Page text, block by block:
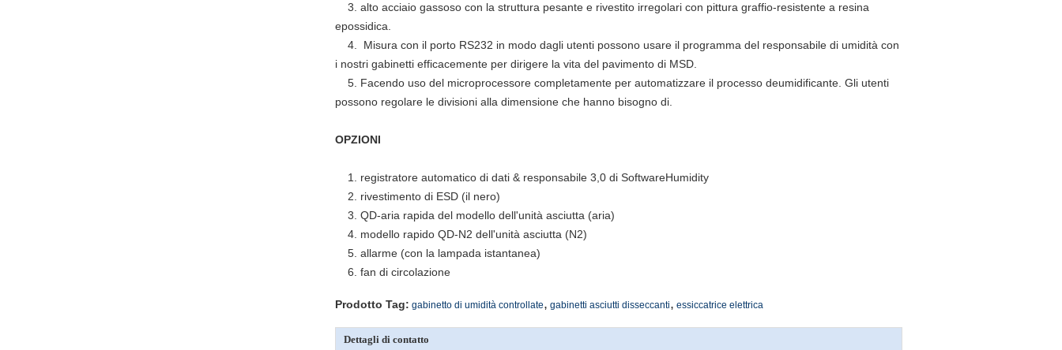
3. alto acciaio gassoso con la struttura pesante e rivestito irregolari con pittura graffio-resistente a resina
epossidica.
4. Misura con il porto RS232 in modo dagli utenti possono usare il programma del responsabile di umidità con
i nostri gabinetti efficacemente per dirigere la vita del pavimento di MSD.
5. Facendo uso del microprocessore completamente per automatizzare il processo deumidificante. Gli utenti
possono regolare le divisioni alla dimensione che hanno bisogno di.
OPZIONI
1. registratore automatico di dati & responsabile 3,0 di SoftwareHumidity
2. rivestimento di ESD (il nero)
3. QD-aria rapida del modello dell'unità asciutta (aria)
4. modello rapido QD-N2 dell'unità asciutta (N2)
5. allarme (con la lampada istantanea)
6. fan di circolazione
Prodotto Tag: gabinetto di umidità controllate, gabinetti asciutti disseccanti, essiccatrice elettrica
Dettagli di contatto